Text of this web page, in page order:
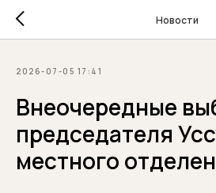
Новости
2026-07-05 17:41
Внеочередные
председателя
местного